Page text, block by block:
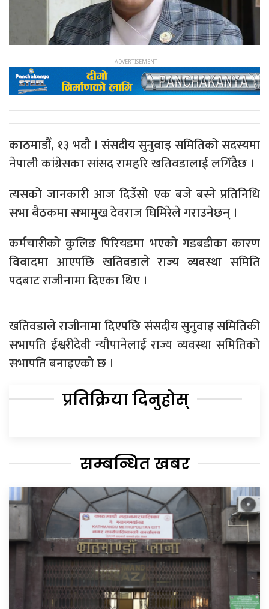
काठमाडौँ, १३ भदौ । संसदीय सुनुवाइ समितिको सदस्यमा
नेपाली कांग्रेसका सांसद रामहरि खतिवडालाई लगिँदैछ ।
त्यसको जानकारी आज दिउँसो एक बजे बस्ने प्रतिनिधि
सभा बैठकमा सभामुख देवराज घिमिरेले गराउनेछन् ।
कर्मचारीको कुलिङ पिरियडमा भएको गडबडीका कारण
विवादमा आएपछि खतिवडाले राज्य व्यवस्था समिति
पदबाट राजीनामा दिएका थिए ।
खतिवडाले राजीनामा दिएपछि संसदीय सुनुवाइ समितिकी
सभापति ईश्वरीदेवी न्यौपानेलाई राज्य व्यवस्था समितिको
सभापति बनाइएको छ ।
प्रतिक्रिया दिनुहोस्
सम्बन्धित खबर